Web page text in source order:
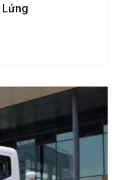
Lửng